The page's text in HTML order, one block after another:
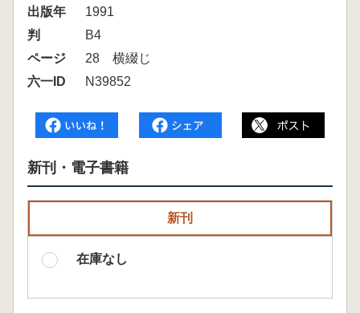
出版年
1991
判
B4
ページ
28 横綴じ
六一ID
N39852
新刊・電子書籍
新刊
在庫なし